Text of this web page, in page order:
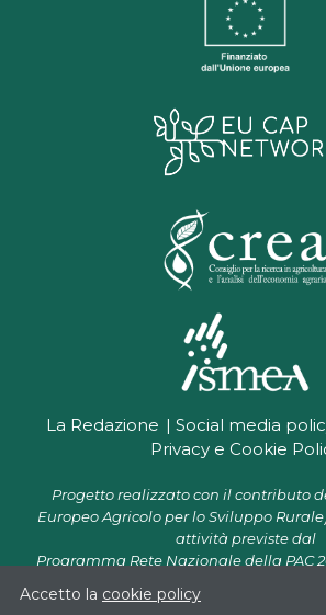
La Redazione Social media
Privacy e Cookie
Progetto realizzato con il contributo
Europeo Agricolo per lo Sviluppo
attività previste dal
Programma Rete Nazionale della PAC
progetto CR 07.01 "Supporto alla Rete
trasferimento delle conoscenze -
Accetto la cookie policy